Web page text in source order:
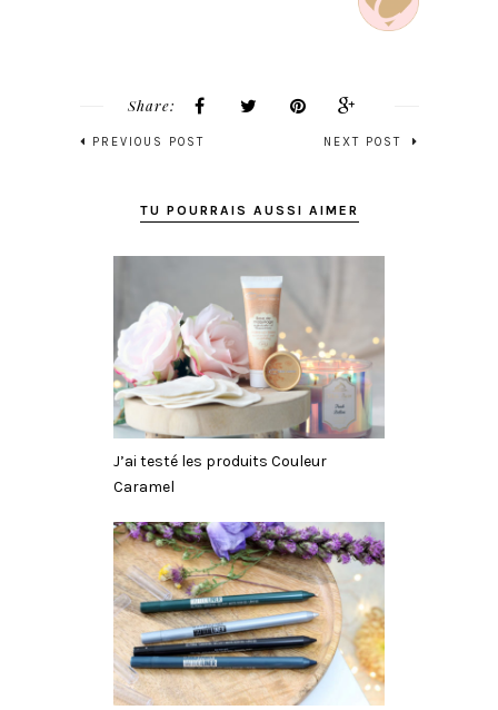
Share:
PREVIOUS POST NEXT POST
TU POURRAIS AUSSI AIMER
J’ai testé les produits Couleur
Caramel